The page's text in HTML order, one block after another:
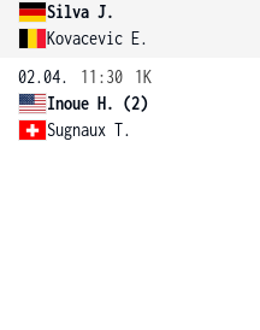
Silva J.
Kovacevic E.
02.04.
11:30
1K
Inoue H. (2)
Sugnaux T.